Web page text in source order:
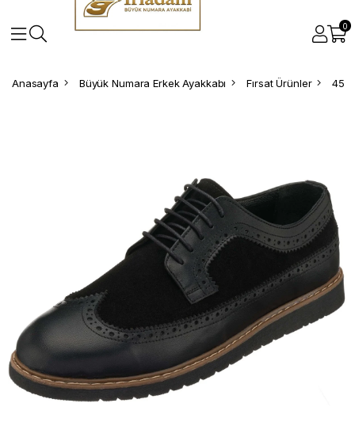
0
Anasayfa Büyük Numara Erkek Ayakkabı Fırsat Ürünler